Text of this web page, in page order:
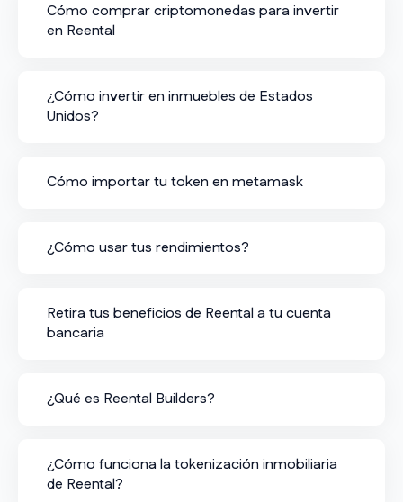
Cómo comprar criptomonedas para invertir
en Reental
¿Cómo invertir en inmuebles de Estados
Unidos?
Cómo importar tu token en metamask
¿Cómo usar tus rendimientos?
Retira tus beneficios de Reental a tu cuenta
bancaria
¿Qué es Reental Builders?
¿Cómo funciona la tokenización inmobiliaria
de Reental?